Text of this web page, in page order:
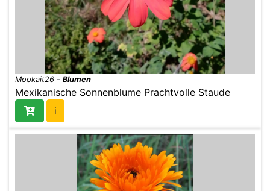
Mookait26 - Blumen
Mexikanische Sonnenblume Prachtvolle Staude
i